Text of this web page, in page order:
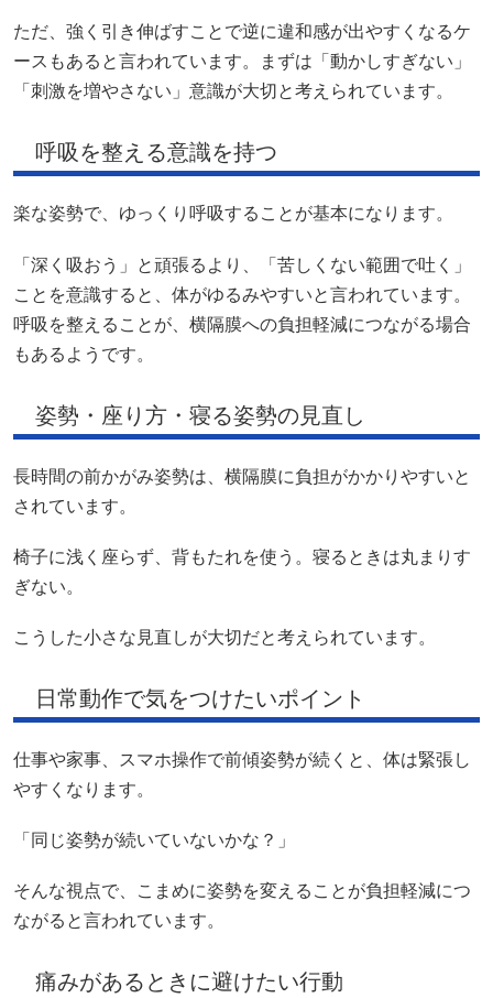
ただ、強く引き伸ばすことで逆に違和感が出やすくなるケ
ースもあると言われています。まずは「動かしすぎない」
「刺激を増やさない」意識が大切と考えられています。
呼吸を整える意識を持つ
楽な姿勢で、ゆっくり呼吸することが基本になります。
「深く吸おう」と頑張るより、「苦しくない範囲で吐く」
ことを意識すると、体がゆるみやすいと言われています。
呼吸を整えることが、横隔膜への負担軽減につながる場合
もあるようです。
姿勢・座り方・寝る姿勢の見直し
長時間の前かがみ姿勢は、横隔膜に負担がかかりやすいと
されています。
椅子に浅く座らず、背もたれを使う。寝るときは丸まりす
ぎない。
こうした小さな見直しが大切だと考えられています。
日常動作で気をつけたいポイント
仕事や家事、スマホ操作で前傾姿勢が続くと、体は緊張し
やすくなります。
「同じ姿勢が続いていないかな？」
そんな視点で、こまめに姿勢を変えることが負担軽減につ
ながると言われています。
痛みがあるときに避けたい行動